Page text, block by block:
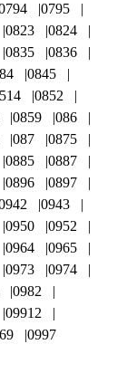
0795
0823
0824
0835
0836
0845
0852
0859
086
087
0875
0885
0887
0896
0897
0943
0950
0952
0964
0965
0973
0974
0982
09912
0997